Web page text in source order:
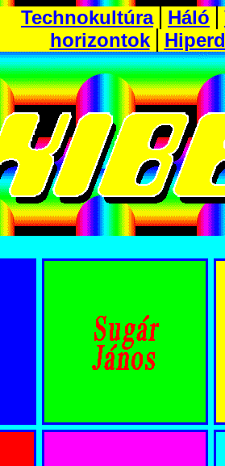
Technokultúra⎪ Háló
horizontok⎪